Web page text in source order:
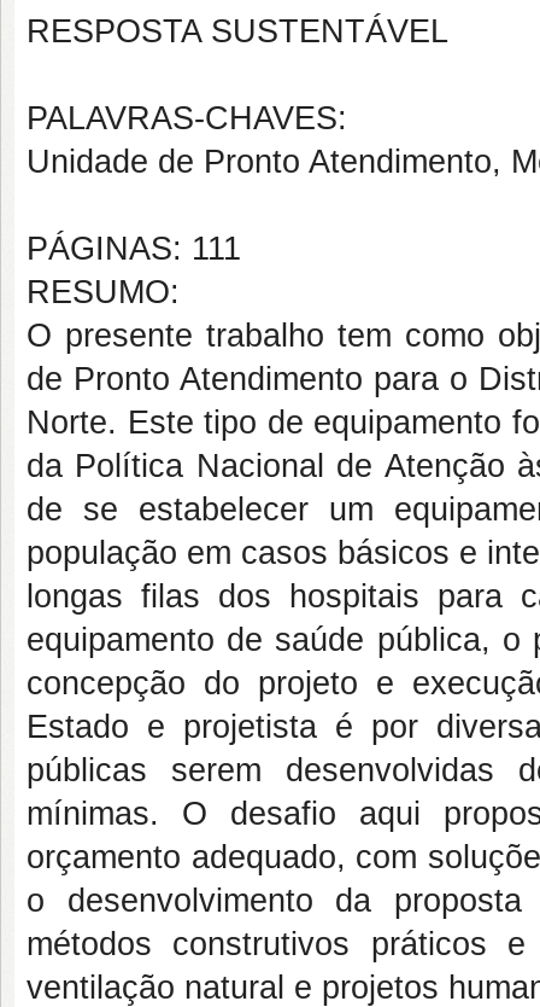
RESPOSTA SUSTENTÁVEL
PALAVRAS-CHAVES:
Unidade de Pronto Atendimento,
PÁGINAS: 111
RESUMO:
O presente trabalho tem como
de Pronto Atendimento para o
Norte. Este tipo de equipamento
da Política Nacional de Atenção
de se estabelecer um
população em casos básicos e
longas filas dos hospitais para
equipamento de saúde pública,
concepção do projeto e
Estado e projetista é por
públicas serem desenvolvidas
mínimas. O desafio aqui
orçamento adequado, com
o desenvolvimento da
métodos construtivos práticos
ventilação natural e projetos